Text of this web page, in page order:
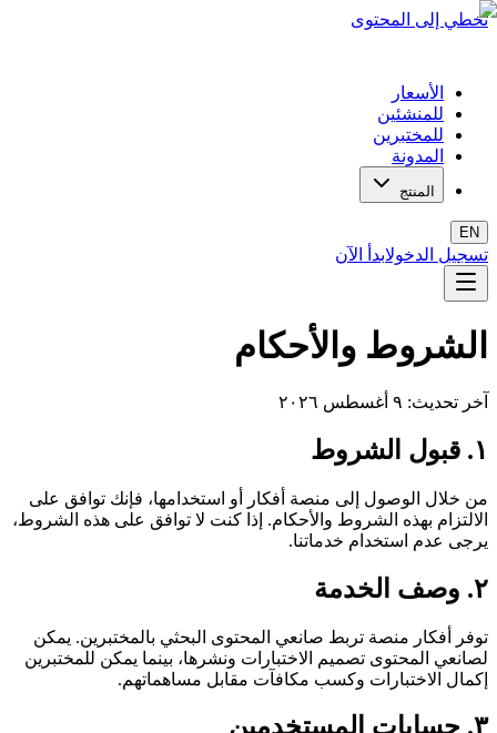
تخطي إلى المحتوى
الأسعار
للمنشئين
للمختبرين
المدونة
المنتج
EN
تسجيل الدخولابدأ الآن
الشروط والأحكام
آخر تحديث: ٩ أغسطس ٢٠٢٦
١. قبول الشروط
من خلال الوصول إلى منصة أفكار أو استخدامها، فإنك توافق على
الالتزام بهذه الشروط والأحكام. إذا كنت لا توافق على هذه الشروط،
يرجى عدم استخدام خدماتنا.
٢. وصف الخدمة
توفر أفكار منصة تربط صانعي المحتوى البحثي بالمختبرين. يمكن
لصانعي المحتوى تصميم الاختبارات ونشرها، بينما يمكن للمختبرين
إكمال الاختبارات وكسب مكافآت مقابل مساهماتهم.
٣. حسابات المستخدمين